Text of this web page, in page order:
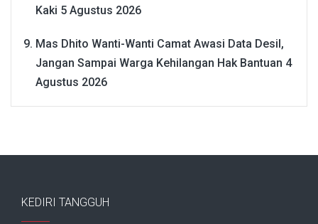
Kaki 5 Agustus 2026
Mas Dhito Wanti-Wanti Camat Awasi Data Desil,
Jangan Sampai Warga Kehilangan Hak Bantuan 4
Agustus 2026
KEDIRI TANGGUH